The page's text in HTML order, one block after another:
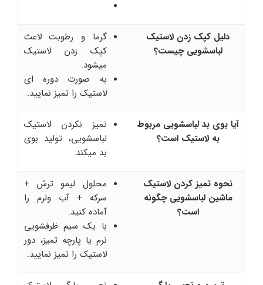
دلیل کپک زدن لاستیک
لباسشویی چیست؟
گرما و رطوبت لاعث
کپک زدن لاستیک
میشود.
به صورت دوره ای
لاستیک را تمیز نمایید.
آیا بوی بد لباسشویی مربوط
به لاستیک است؟
تمیز نکردن لاستیک
لباسشویی، تولید بوی
بد میکند.
نحوه تمیز کردن لاستیک
ماشین لباسشویی چگونه
است؟
محلول لیمو ترش +
سرکه + آب ولرم را
آماده کنید.
با یک سیم ظرفشویی
نرم یا پارچه تمیز، دور
لاستیک را تمیز نمایید.